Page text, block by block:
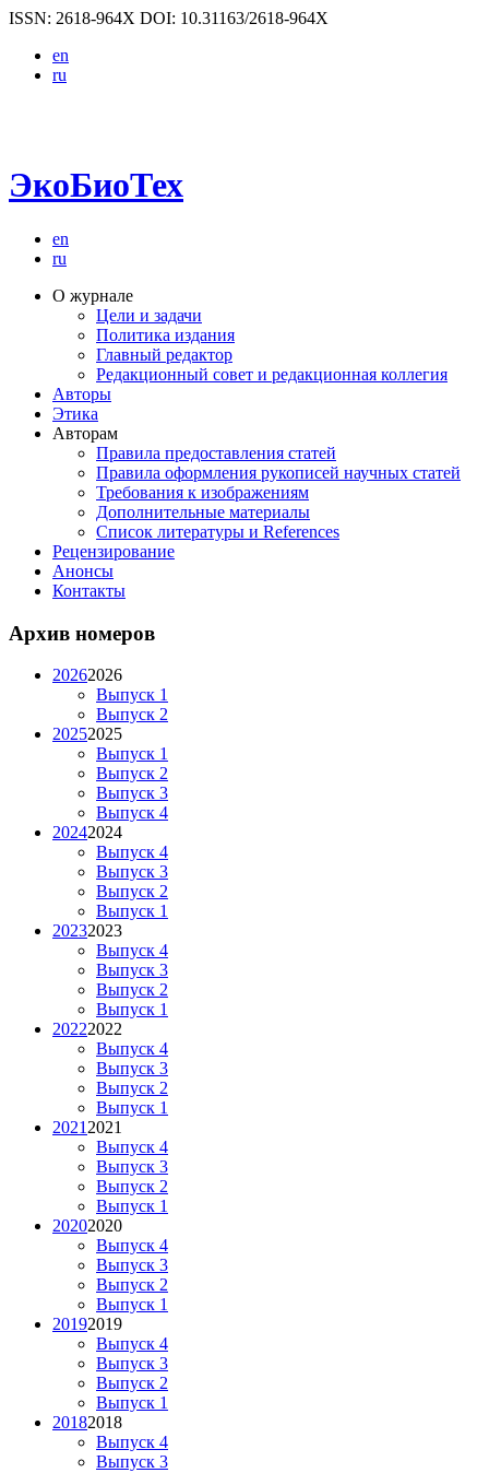
ISSN: 2618-964X DOI: 10.31163/2618-964X
en
ru
ЭкоБиоТех
en
ru
О журнале
Цели и задачи
Политика издания
Главный редактор
Редакционный совет и редакционная коллегия
Авторы
Этика
Авторам
Правила предоставления статей
Правила оформления рукописей научных статей
Требования к изображениям
Дополнительные материалы
Список литературы и References
Рецензирование
Анонсы
Контакты
Архив номеров
20262026
Выпуск 1
Выпуск 2
20252025
Выпуск 1
Выпуск 2
Выпуск 3
Выпуск 4
20242024
Выпуск 4
Выпуск 3
Выпуск 2
Выпуск 1
20232023
Выпуск 4
Выпуск 3
Выпуск 2
Выпуск 1
20222022
Выпуск 4
Выпуск 3
Выпуск 2
Выпуск 1
2021 2021
Выпуск 4
Выпуск 3
Выпуск 2
Выпуск 1
20202020
Выпуск 4
Выпуск 3
Выпуск 2
Выпуск 1
20192019
Выпуск 4
Выпуск 3
Выпуск 2
Выпуск 1
20182018
Выпуск 4
Выпуск 3